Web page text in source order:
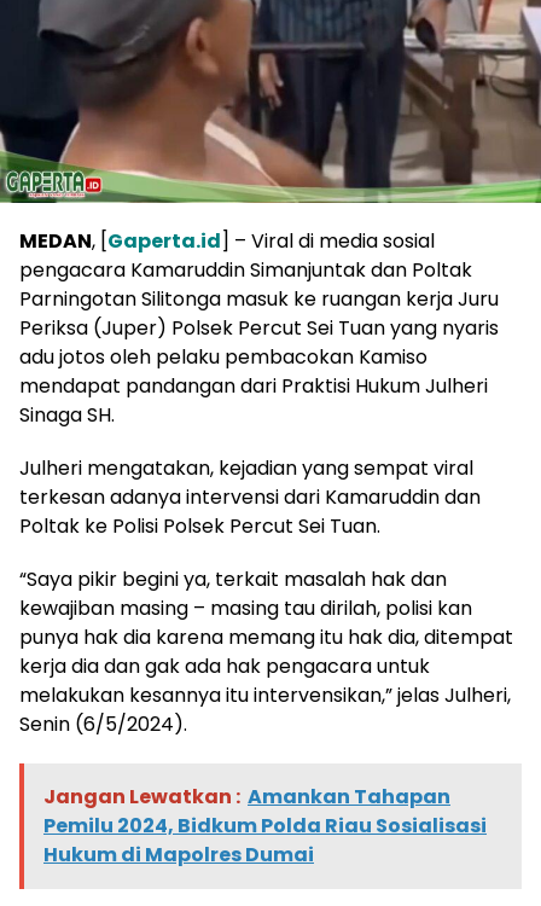
MEDAN, [Gaperta.id] – Viral di media sosial
pengacara Kamaruddin Simanjuntak dan Poltak
Parningotan Silitonga masuk ke ruangan kerja Juru
Periksa (Juper) Polsek Percut Sei Tuan yang nyaris
adu jotos oleh pelaku pembacokan Kamiso
mendapat pandangan dari Praktisi Hukum Julheri
Sinaga SH.
Julheri mengatakan, kejadian yang sempat viral
terkesan adanya intervensi dari Kamaruddin dan
Poltak ke Polisi Polsek Percut Sei Tuan.
“Saya pikir begini ya, terkait masalah hak dan
kewajiban masing – masing tau dirilah, polisi kan
punya hak dia karena memang itu hak dia, ditempat
kerja dia dan gak ada hak pengacara untuk
melakukan kesannya itu intervensikan,” jelas Julheri,
Senin (6/5/2024).
Jangan Lewatkan : Amankan Tahapan
Pemilu 2024, Bidkum Polda Riau Sosialisasi
Hukum di Mapolres Dumai